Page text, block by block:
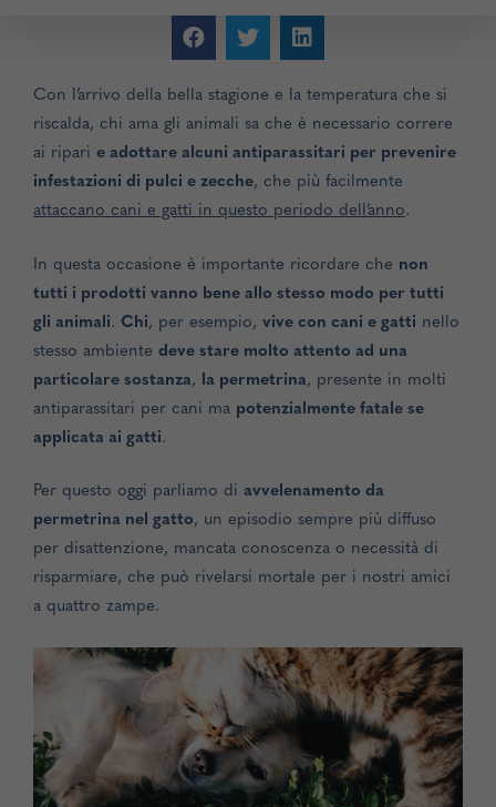
Con l’arrivo della bella stagione e la temperatura che si
riscalda, chi ama gli animali sa che è necessario correre
ai ripari e adottare alcuni antiparassitari per prevenire
infestazioni di pulci e zecche, che più facilmente
attaccano cani e gatti in questo periodo dell’anno.
In questa occasione è importante ricordare che non
tutti i prodotti vanno bene allo stesso modo per tutti
gli animali. Chi, per esempio, vive con cani e gatti nello
stesso ambiente deve stare molto attento ad una
particolare sostanza, la permetrina, presente in molti
antiparassitari per cani ma potenzialmente fatale se
applicata ai gatti.
Per questo oggi parliamo di avvelenamento da
permetrina nel gatto, un episodio sempre più diffuso
per disattenzione, mancata conoscenza o necessità di
risparmiare, che può rivelarsi mortale per i nostri amici
a quattro zampe.